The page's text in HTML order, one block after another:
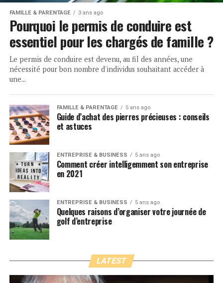
FAMILLE & PARENTAGE 3 ans ago
Pourquoi le permis de conduire est
essentiel pour les chargés de famille ?
Le permis de conduire est devenu, au fil des années, une
nécessité pour bon nombre d'individus souhaitant accéder à
une...
FAMILLE & PARENTAGE 5 ans ago
Guide d’achat des pierres précieuses : conseils
et astuces
ENTREPRISE & BUSINESS 5 ans ago
Comment créer intelligemment son entreprise
en 2021
ENTREPRISE & BUSINESS 5 ans ago
Quelques raisons d’organiser votre journée de
golf d’entreprise
LATEST